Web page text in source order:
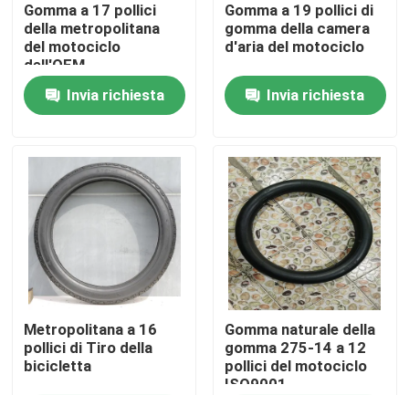
Chi siamo
Contatti
Prodotti
Gomma della metropolitana del motociclo
Gomma del motociclo della via
Gomma del motociclo di Off Road
Gomma a 17 pollici
della metropolitana
del motociclo
dell'OEM
Invia richiesta
Gomma a 19 pollici di
gomma della camera
d'aria del motociclo
Invia richiesta
Metropolitana a 16
pollici di Tiro della
bicicletta
Gomma naturale della
gomma 275-14 a 12
pollici del motociclo
ISO9001